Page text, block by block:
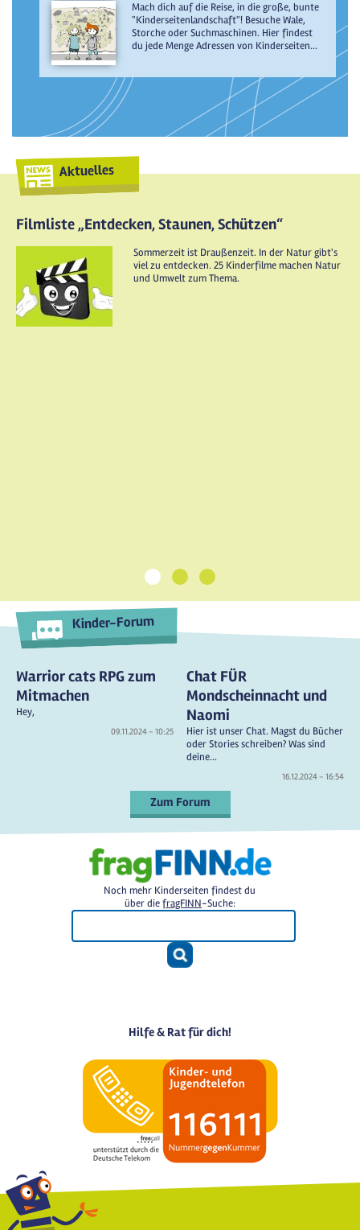
Mach dich auf die Reise, in die große, bunte
"Kinderseitenlandschaft"! Besuche Wale,
Storche oder Suchmaschinen. Hier findest
du jede Menge Adressen von Kinderseiten...
Aktuelles
Filmliste „Entdecken, Staunen, Schützen“
Sommerzeit ist Draußenzeit. In der Natur gibt's
viel zu entdecken. 25 Kinderfilme machen Natur
und Umwelt zum Thema.
1 2 3
Kinder-Forum
Warrior cats RPG zum
Mitmachen
Hey,
09.11.2024 - 10:25
Chat FÜR
Mondscheinnacht und
Naomi
Hier ist unser Chat. Magst du Bücher
oder Stories schreiben? Was sind
deine...
16.12.2024 - 16:54
Zum Forum
Noch mehr Kinderseiten findest du
über diefragFINN-Suche:
Hilfe & Rat für dich!